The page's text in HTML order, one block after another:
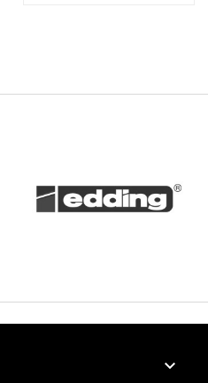
keyboard_arrow_down